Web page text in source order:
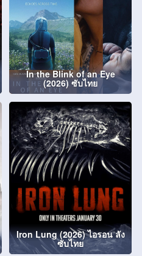
In the Blink of an Eye
(2026) ซับไทย
Iron Lung (2026) ไอรอน ลัง
ซับไทย